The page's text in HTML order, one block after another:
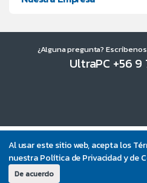
Al usar este sitio web, acepta los
nuestra Política de Privacidad y de
De acuerdo
¿Alguna pregunta?
UltraPC +56